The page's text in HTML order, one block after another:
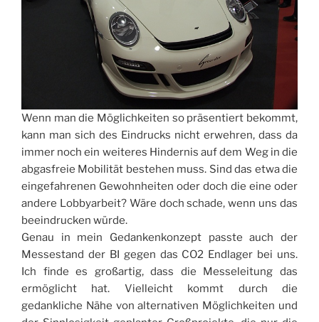
Wenn man die Möglichkeiten so präsentiert bekommt,
kann man sich des Eindrucks nicht erwehren, dass da
immer noch ein weiteres Hindernis auf dem Weg in die
abgasfreie Mobilität bestehen muss. Sind das etwa die
eingefahrenen Gewohnheiten oder doch die eine oder
andere Lobbyarbeit? Wäre doch schade, wenn uns das
beeindrucken würde.
Genau in mein Gedankenkonzept passte auch der
Messestand der BI gegen das CO2 Endlager bei uns.
Ich finde es großartig, dass die Messeleitung das
ermöglicht hat. Vielleicht kommt durch die
gedankliche Nähe von alternativen Möglichkeiten und